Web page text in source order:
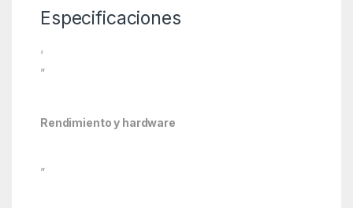
Especificaciones
‘
”
Rendimiento y hardware
”